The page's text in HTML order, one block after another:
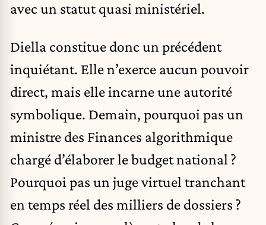
avec un statut quasi ministériel.
Diella constitue donc un précédent
inquiétant. Elle n’exerce aucun pouvoir
direct, mais elle incarne une autorité
symbolique. Demain, pourquoi pas un
ministre des Finances algorithmique
chargé d’élaborer le budget national ?
Pourquoi pas un juge virtuel tranchant
en temps réel des milliers de dossiers ?